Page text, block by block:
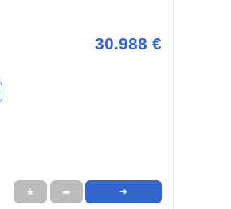
30.988 €
★ ➦ ➜